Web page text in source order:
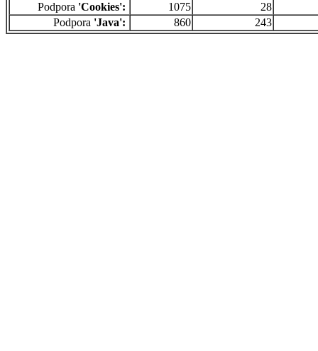
Podpora 'Cookies': 1075
28
Podpora 'Java': 860 243